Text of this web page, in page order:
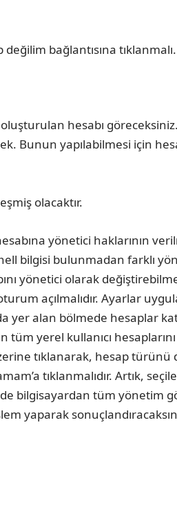
bağlantısına tıklanmalı.
hesabı
Bunun yapılabilmesi için
olacaktır.
yönetici haklarının
bilgisi bulunmadan farklı
yönetici olarak
açılmalıdır. Ayarlar
yer alan bölmede hesaplar
yerel kullanıcı
tıklanarak, hesap türünü
tıklanmalıdır. Artık,
bilgisayardan tüm yönetim
yaparak